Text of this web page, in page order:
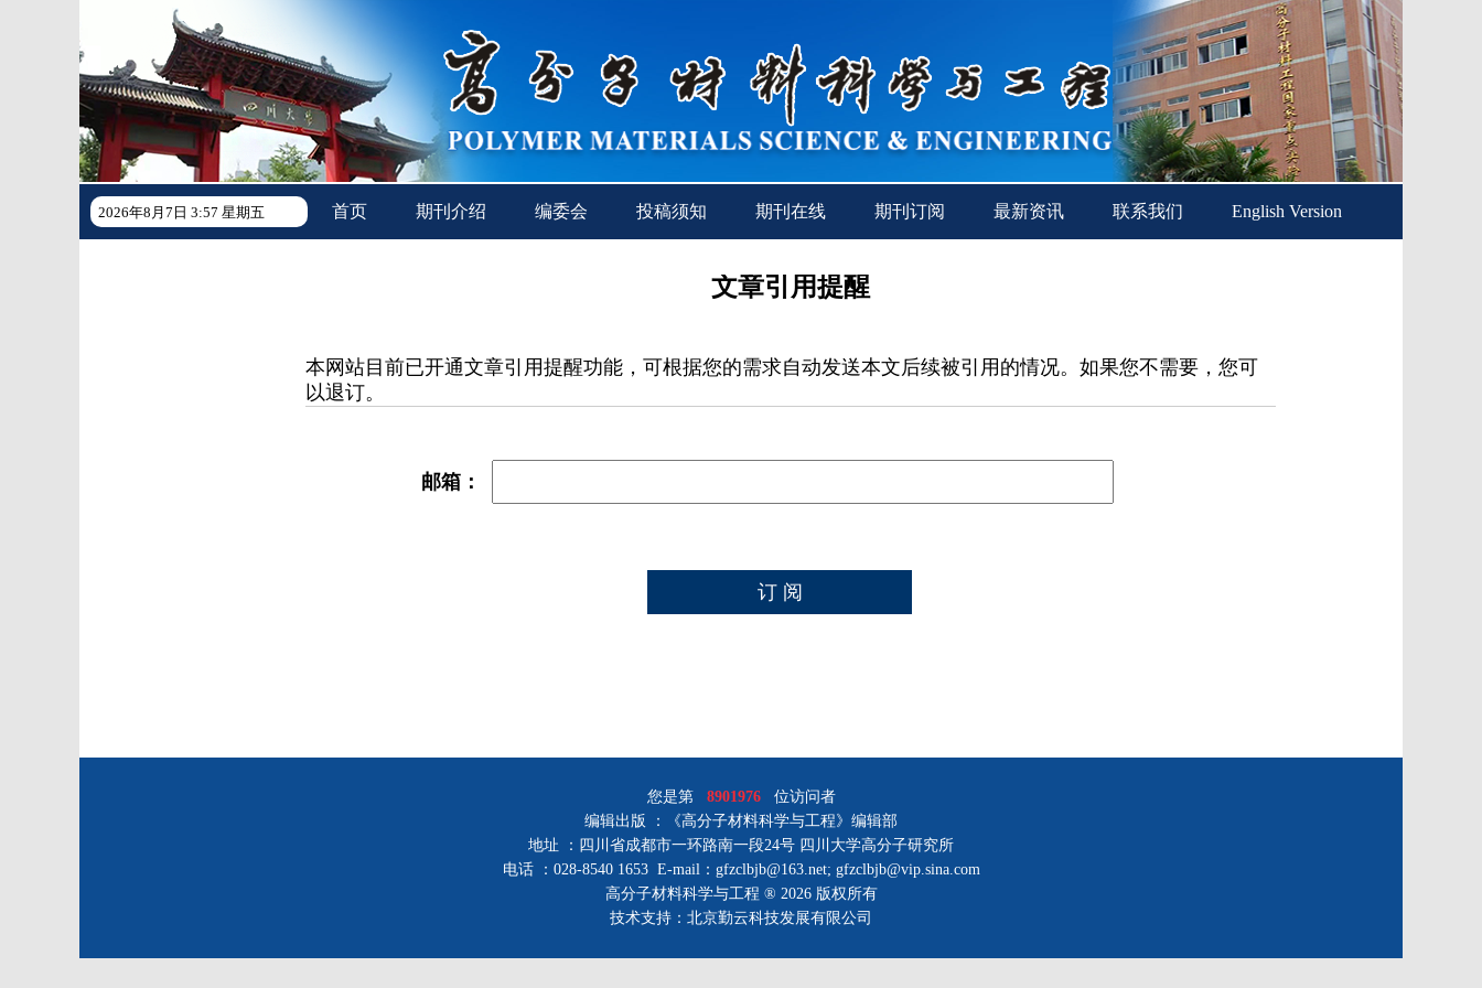
2026年8月7日 3:57 星期五 首页 期刊介绍 编委会 投稿须知 期刊在线 期刊订阅 最新资讯 联系我们 English Version
文章引用提醒
本网站目前已开通文章引用提醒功能，可根据您的需求自动发送本文后续被引用的情况。如果您不需要，您可
以退订。
邮箱：
您是第 8901976位访问者
编辑出版 ：《高分子材料科学与工程》编辑部
地址 ：四川省成都市一环路南一段24号 四川大学高分子研究所
电话 ：028-8540 1653 E-mail：gfzclbjb@163.net; gfzclbjb@vip.sina.com
高分子材料科学与工程 ® 2026 版权所有
技术支持：北京勤云科技发展有限公司